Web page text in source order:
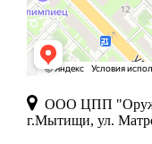
ООО ЦПП
г.Мытищи, ул.